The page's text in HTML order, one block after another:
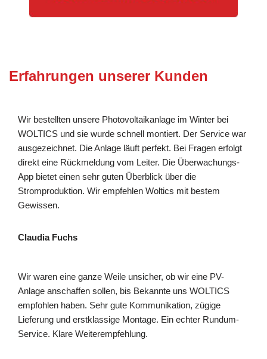
Erfahrungen unserer Kunden
Wir bestellten unsere Photovoltaikanlage im Winter bei
WOLTICS und sie wurde schnell montiert. Der Service war
ausgezeichnet. Die Anlage läuft perfekt. Bei Fragen erfolgt
direkt eine Rückmeldung vom Leiter. Die Überwachungs-
App bietet einen sehr guten Überblick über die
Stromproduktion. Wir empfehlen Woltics mit bestem
Gewissen.
Claudia Fuchs
Wir waren eine ganze Weile unsicher, ob wir eine PV-
Anlage anschaffen sollen, bis Bekannte uns WOLTICS
empfohlen haben. Sehr gute Kommunikation, zügige
Lieferung und erstklassige Montage. Ein echter Rundum-
Service. Klare Weiterempfehlung.